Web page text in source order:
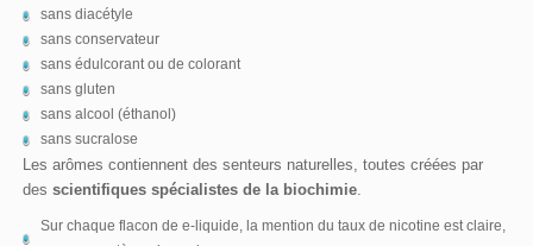
sans diacétyle
sans conservateur
sans édulcorant ou de colorant
sans gluten
sans alcool (éthanol)
sans sucralose
Les arômes contiennent des senteurs naturelles, toutes créées par
des scientifiques spécialistes de la biochimie
Sur chaque flacon de e-liquide, la mention du taux de nicotine est claire,